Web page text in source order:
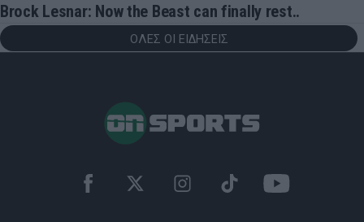
Brock Lesnar: Now the Beast can finally rest..
ΟΛΕΣ ΟΙ ΕΙΔΗΣΕΙΣ